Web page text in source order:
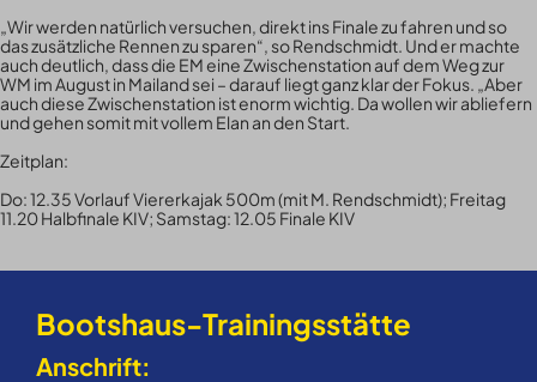
„Wir werden natürlich versuchen, direkt ins Finale zu fahren und so
das zusätzliche Rennen zu sparen“, so Rendschmidt. Und er machte
auch deutlich, dass die EM eine Zwischenstation auf dem Weg zur
WM im August in Mailand sei – darauf liegt ganz klar der Fokus. „Aber
auch diese Zwischenstation ist enorm wichtig. Da wollen wir abliefern
und gehen somit mit vollem Elan an den Start.
Zeitplan:
Do: 12.35 Vorlauf Viererkajak 500m (mit M. Rendschmidt); Freitag
11.20 Halbfinale KIV; Samstag: 12.05 Finale KIV
Bootshaus-Trainingsstätte
Anschrift: